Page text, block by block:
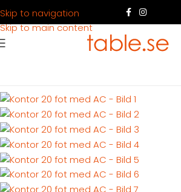
Skip to navigation
Skip to main content
Container Hyra container